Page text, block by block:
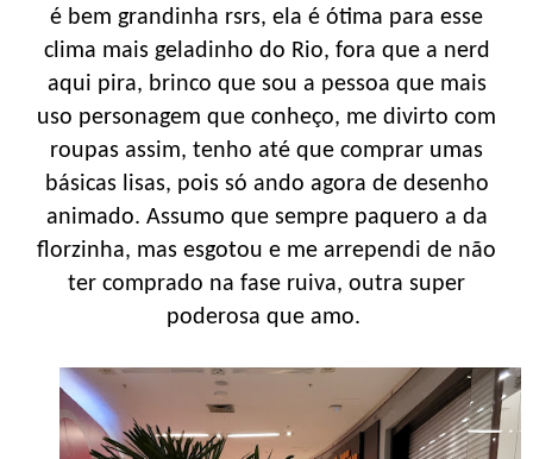
é bem grandinha rsrs, ela é ótima para esse
clima mais geladinho do Rio, fora que a nerd
aqui pira, brinco que sou a pessoa que mais
uso personagem que conheço, me divirto com
roupas assim, tenho até que comprar umas
básicas lisas, pois só ando agora de desenho
animado. Assumo que sempre paquero a da
florzinha, mas esgotou e me arrependi de não
ter comprado na fase ruiva, outra super
poderosa que amo.